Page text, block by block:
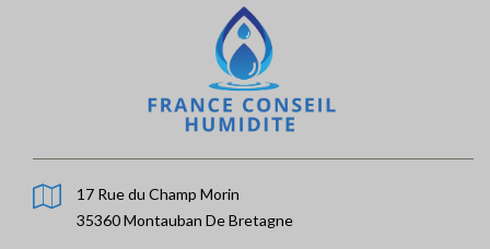
17 Rue du Champ Morin
35360 Montauban De Bretagne